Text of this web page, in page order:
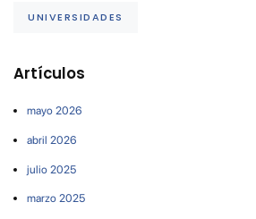
UNIVERSIDADES
Artículos
mayo 2026
abril 2026
julio 2025
marzo 2025